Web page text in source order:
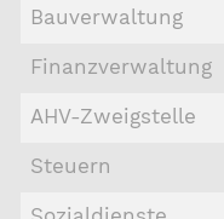
Bauverwaltung
Finanzverwaltung
AHV-Zweigstelle
Steuern